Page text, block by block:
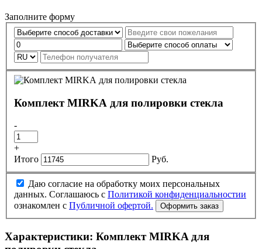
Заполните форму
Комплект MIRKA для полировки стекла
-
+
Итого
Руб.
Даю согласие на обработку моих персональных
данных. Соглашаюсь с Политикой конфиденциальностии
ознакомлен с Публичной офертой.
Характеристики: Комплект MIRKA для